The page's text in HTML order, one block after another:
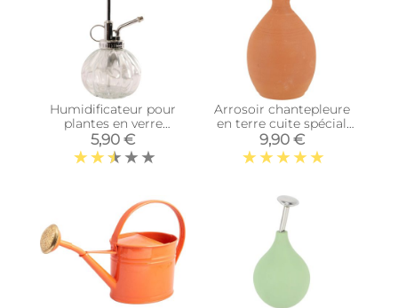
Humidificateur pour
plantes en verre
(Transparent)
5,90 €
Arrosoir chantepleure
en terre cuite spécial
semis
9,90 €